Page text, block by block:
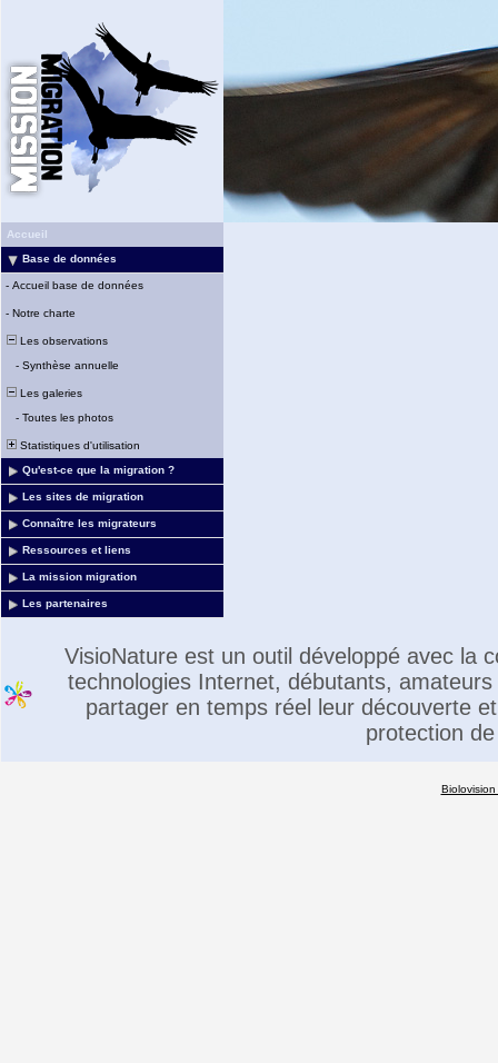
Accueil
Base de données
- Accueil base de données
- Notre charte
Les observations
- Synthèse annuelle
Les galeries
- Toutes les photos
Statistiques d'utilisation
Qu'est-ce que la migration ?
Les sites de migration
Connaître les migrateurs
Ressources et liens
La mission migration
Les partenaires
VisioNature est un outil développé avec la
technologies Internet, débutants,
partager en temps réel leur découverte
protection
Biolovision